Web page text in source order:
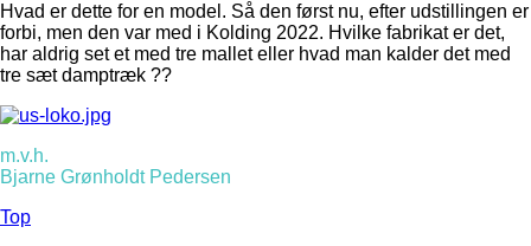
Hvad er dette for en model. Så den først nu, efter udstillingen er
forbi, men den var med i Kolding 2022. Hvilke fabrikat er det,
har aldrig set et med tre mallet eller hvad man kalder det med
tre sæt damptræk ??
m.v.h.
Bjarne Grønholdt Pedersen
Top